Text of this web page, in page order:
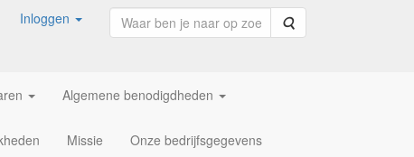
Inloggen Zoeken
Algemene benodigdheden
Missie Onze bedrijfsgegevens